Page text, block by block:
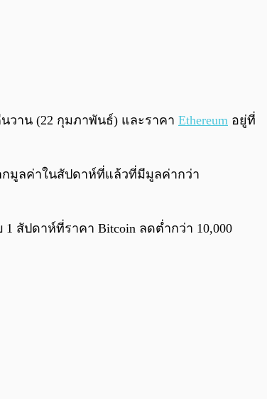
0:00/
วาน (22 กุมภาพันธ์) และราคา Ethereum อยู่ที่
กมูลค่าในสัปดาห์ที่แล้วที่มีมูลค่ากว่า
สัปดาห์ที่ราคา Bitcoin ลดต่ำกว่า 10,000